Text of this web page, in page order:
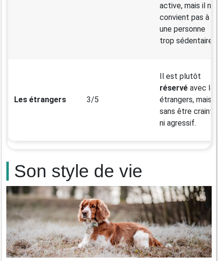
active, mais il ne
convient pas à
une personne
trop sédentaire.
Les étrangers 3/5
Il est plutôt
réservé avec les
étrangers, mais
sans être craintif
ni agressif.
Son style de vie